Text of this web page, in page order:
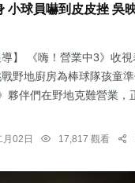
小球員嚇到皮皮挫 吳
導】 《嗨！營業中3》收
野地廚房為棒球隊孩童
夥伴們在野地克難營業，
02日 17,817 觀看